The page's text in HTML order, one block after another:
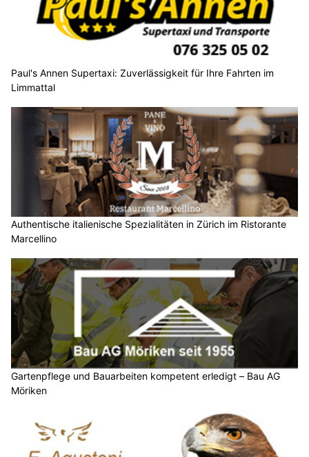
Paul's Annen Supertaxi: Zuverlässigkeit für Ihre Fahrten im
Limmattal
Authentische italienische Spezialitäten in Zürich im Ristorante
Marcellino
Gartenpflege und Bauarbeiten kompetent erledigt – Bau AG
Möriken